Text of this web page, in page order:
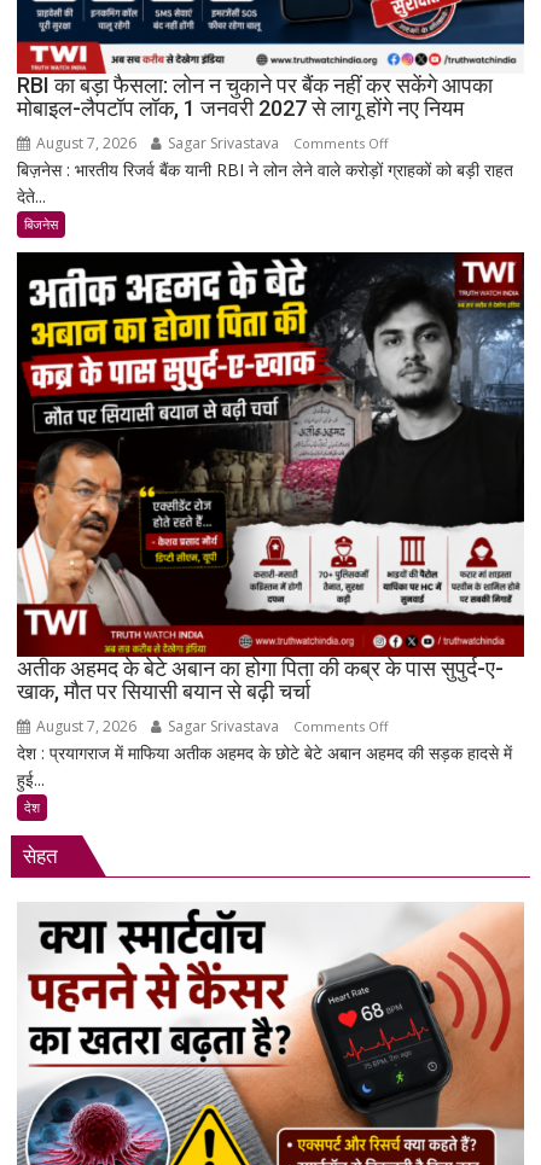
स्टेशन
की
बिजली
क्षमता
30%
बढ़ेगी
RBI का बड़ा फैसला: लोन न चुकाने पर बैंक नहीं कर सकेंगे आपका
मोबाइल-लैपटॉप लॉक, 1 जनवरी 2027 से लागू होंगे नए नियम
August 7, 2026 Sagar Srivastava Comments Offon
RBI
लोन
चुकाने
पर
बैंक
नहीं
कर
लैपटॉप
लॉक,
1
जनवरी
2027
से
होंगे
नए
बिज़नेस : भारतीय रिजर्व बैंक यानी RBI ने लोन लेने वाले करोड़ों ग्राहकों को बड़ी राहत
देते...
बिजनेस
अतीक अहमद के बेटे अबान का होगा पिता की कब्र के पास सुपुर्द-ए-
खाक, मौत पर सियासी बयान से बढ़ी चर्चा
August 7, 2026 Sagar Srivastava Comments Offon
अतीक
की
के
पास
सुपुर्द-
ए-
खाक,
मौत
देश : प्रयागराज में माफिया अतीक अहमद के छोटे बेटे अबान अहमद की सड़क हादसे में
हुई...
देश
सेहत